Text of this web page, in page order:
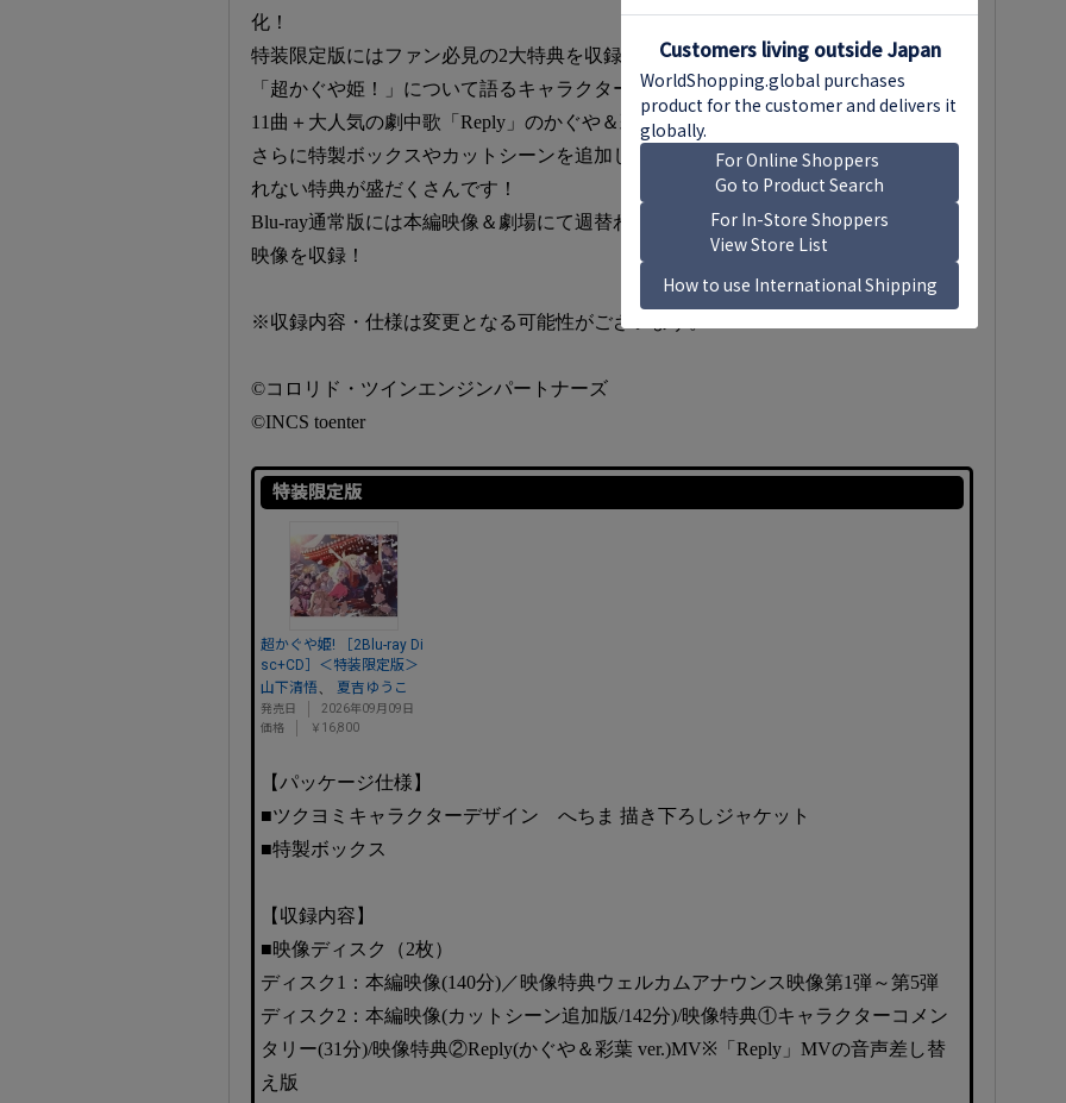
化！
特装限定版にはファン必見の2大特典を収録！特典①10年後のかぐや彩葉ヤチヨが
「超かぐや姫！」について語るキャラクターコメンタリーを収録。特典②劇中歌全
11曲＋大人気の劇中歌「Reply」のかぐや＆彩葉デュエット ver.を収録した限定CD。
さらに特製ボックスやカットシーンを追加した本編映像などここでしか手に入れら
れない特典が盛だくさんです！
Blu-ray通常版には本編映像＆劇場にて週替わりで上映されたウェルカムアナウンス
映像を収録！
※収録内容・仕様は変更となる可能性がございます。
©コロリド・ツインエンジンパートナーズ
©INCS toenter
特装限定版
超かぐや姫! ［2Blu-ray Di
sc+CD］＜特装限定版＞
山下清悟
夏吉ゆうこ
発売日
2026年09月09日
価格
￥16,800
【パッケージ仕様】
■ツクヨミキャラクターデザイン へちま 描き下ろしジャケット
■特製ボックス
【収録内容】
■映像ディスク（2枚）
ディスク1：本編映像(140分)／映像特典ウェルカムアナウンス映像第1弾～第5弾
ディスク2：本編映像(カットシーン追加版/142分)/映像特典①キャラクターコメン
タリー(31分)/映像特典②Reply(かぐや＆彩葉 ver.)MV※「Reply」MVの音声差し替
え版